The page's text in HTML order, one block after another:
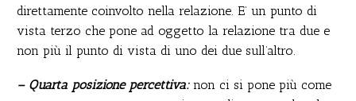
direttamente coinvolto nella relazione. E’ un punto di
vista terzo che pone ad oggetto la relazione tra due e
non più il punto di vista di uno dei due sull’altro.
– Quarta posizione percettiva:non ci si pone più come